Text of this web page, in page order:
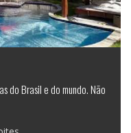
do Brasil e do mundo. Não